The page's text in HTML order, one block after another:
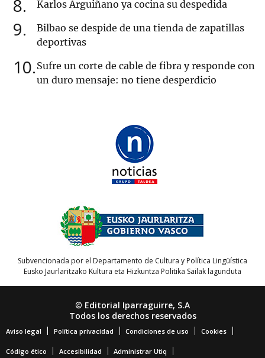
8 Karlos Arguiñano ya cocina su despedida
9
Bilbao se despide de una tienda de zapatillas
deportivas
10 Sufre un corte de cable de fibra y responde con
un duro mensaje: no tiene desperdicio
Subvencionada por el Departamento de Cultura y Política Lingüística
Eusko Jaurlaritzako Kultura eta Hizkuntza Politika Sailak lagunduta
© Editorial Iparraguirre, S.A
Todos los derechos reservados
Aviso legal Política privacidad Condiciones de uso Cookies
Código ético Accesibilidad Administrar Utiq